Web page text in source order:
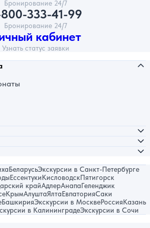
Бронирование 24/7
333-41-99
Бронирование 24/7
кабинет
Узнать статус заявки
БеларусьЭкскурсии в Санкт-Петербурге
ЕссентукиКисловодскПятигорск
крайАдлерАнапаГеленджик
КрымАлуштаЯлтаЕвпаторияСаки
БашкирияЭкскурсии в МосквеРоссияКазань
в КалининградеЭкскурсии в Сочи